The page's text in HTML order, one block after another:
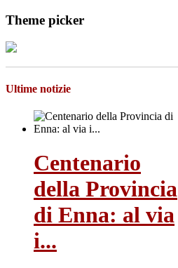
Theme picker
Ultime notizie
Centenario
della Provincia
di Enna: al via
i...